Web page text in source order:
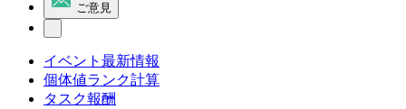
ご意見
イベント最新情報
個体値ランク計算
タスク報酬